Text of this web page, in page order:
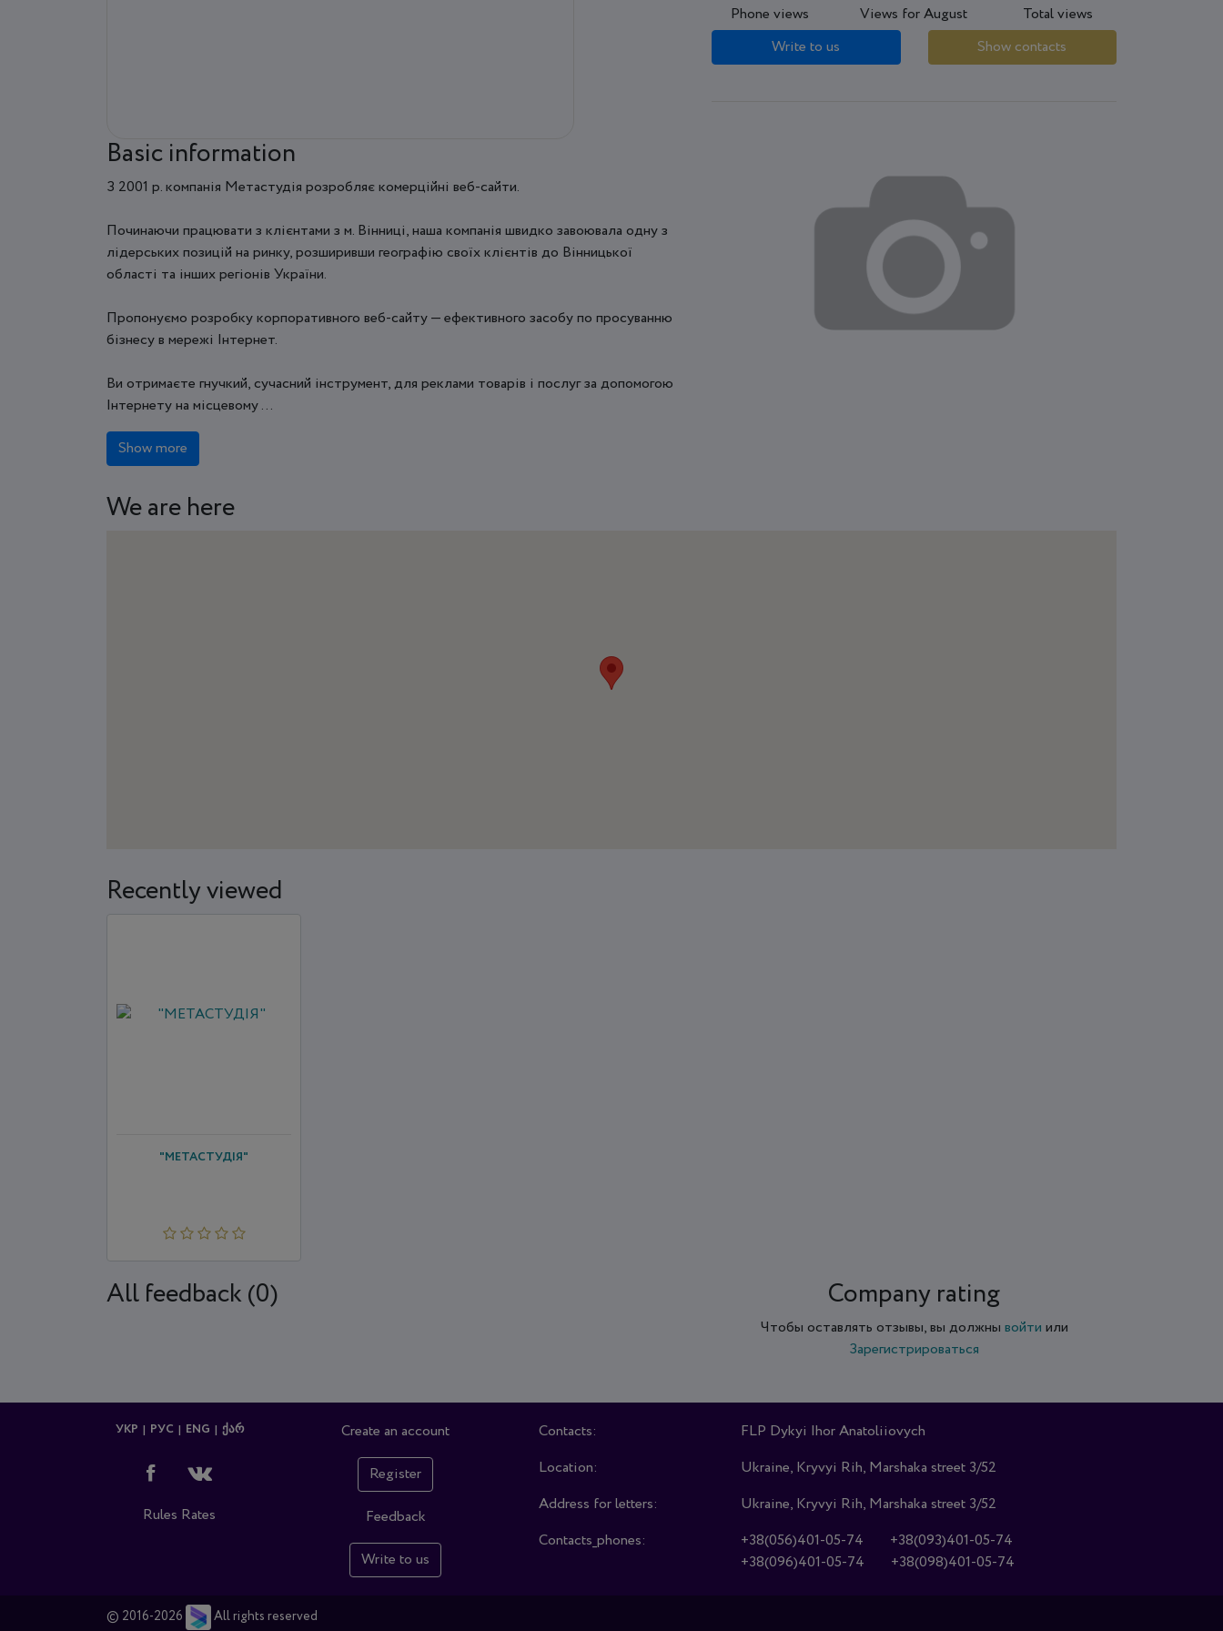
Phone views Views for August
Total views
Write to us
Show contacts
Basic information
З 2001 р. компанія Метастудія розробляє комерційні веб-сайти.
Починаючи працювати з клієнтами з м. Вінниці, наша компанія швидко завоювала одну з
лідерських позицій на ринку, розширивши географію своїх клієнтів до Вінницької
області та інших регіонів України.
Пропонуємо розробку корпоративного веб-сайту — ефективного засобу по просуванню
бізнесу в мережі Інтернет.
Ви отримаєте гнучкий, сучасний інструмент, для реклами товарів і послуг за допомогою
Інтернету на місцевому ...
Show more
We are here
Recently viewed
"МЕТАСТУДІЯ"
All feedback (0) Company rating
Чтобы оставлять отзывы, вы должны войти или
Зарегистрироваться
УКР РУС ENG ᲥᲐᲠ
Rules Rates
Create an account
Register
Feedback
Write to us
Contacts:
FLP Dykyi Ihor Anatoliiovych
Location:
Ukraine, Kryvyi Rih, Marshaka street 3/52
Address for letters:
Ukraine, Kryvyi Rih, Marshaka street 3/52
Contacts_phones:
+38(056)401-05-74
+38(093)401-05-74
+38(096)401-05-74
+38(098)401-05-74
© 2016-2026 All rights reserved